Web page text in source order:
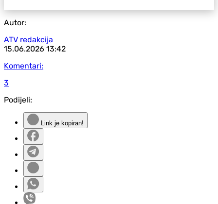
Autor:
ATV redakcija
15.06.2026 13:42
Komentari:
3
Podijeli:
Link je kopiran!